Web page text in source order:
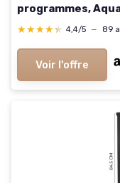
programmes,
fuites, Eco Wash,
★★★★★
★★★★★ 4,4/5 — 89
Voir l'offre